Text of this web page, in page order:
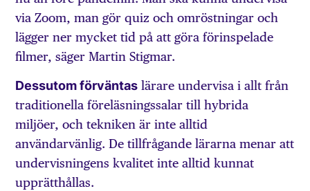
via Zoom, man gör quiz och omröstningar och
lägger ner mycket tid på att göra förinspelade
filmer, säger Martin Stigmar.
Dessutom förväntas lärare undervisa i allt från
traditionella föreläsningssalar till hybrida
miljöer, och tekniken är inte alltid
användarvänlig. De tillfrågande lärarna menar att
undervisningens kvalitet inte alltid kunnat
upprätthållas.